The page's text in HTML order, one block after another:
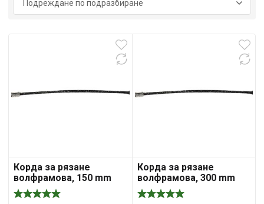
Корда за рязане
волфрамова, 150 mm
MTX
Корда за рязане
волфрамова, 300 mm
MTX